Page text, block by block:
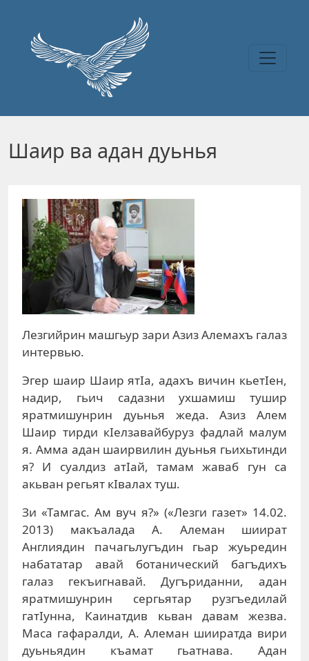
Шаир ва адан дуьнья
Лезгийрин машгьур зари Азиз Алемахъ галаз
интервью.
Эгер шаир Шаир ятIа, адахъ вичин кьетIен,
надир, гьич садазни ухшамиш тушир
яратмишунрин дуьнья жеда. Азиз Алем
Шаир тирди кIелзавайбуруз фадлай малум
я. Амма адан шаирвилин дуьнья гьихьтинди
я? И суалдиз атIай, тамам жаваб гун са
акьван регьят кIвалах туш.
Зи «Тамгас. Ам вуч я?» («Лезги газет» 14.02.
2013) макъалада А. Алеман шиират
Англиядин пачагьлугъдин гьар жуьредин
набататар авай ботанический багъдихъ
галаз гекъигнавай. Дугъриданни, адан
яратмишунрин сергьятар рузгъедилай
гатIунна, Каинатдив кьван давам жезва.
Маса гафаралди, А. Алеман шииратда вири
дуьньядин къамат гьатнава. Адан